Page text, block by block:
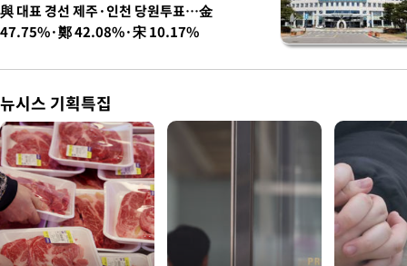
與 대표 경선 제주·인천 당원투표…金
47.75%·鄭 42.08%·宋 10.17%
뉴시스 기획특집